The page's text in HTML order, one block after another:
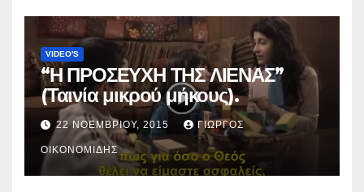
VIDEO'S
“Η ΠΡΟΣΕΥΧΗ ΤΗΣ ΛΙΕΝΑΣ”
(Ταινία μικρού μήκους).
22 ΝΟΕΜΒΡΊΟΥ, 2015 ΓΙΏΡΓΟΣ
ΟΙΚΟΝΟΜΊΔΗΣ